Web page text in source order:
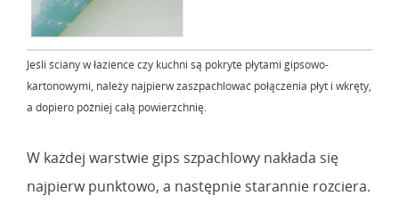
Jeśli ściany w łazience czy kuchni są pokryte płytami gipsowo-
kartonowymi, należy najpierw zaszpachlować połączenia płyt i wkręty,
a dopiero później całą powierzchnię.
W każdej warstwie gips szpachlowy nakłada się
najpierw punktowo, a następnie starannie rozciera.